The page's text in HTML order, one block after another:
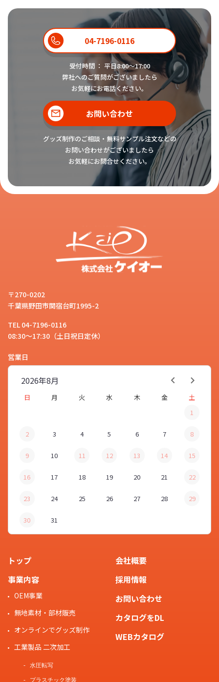
04-7196-0116
受付時間 ： 平日8:00〜17:00
弊社へのご質問がございましたら
お気軽にお電話ください。
お問い合わせ
グッズ制作のご相談・無料サンプル注文などの
お問い合わせがございましたら
お気軽にお問合せください。
〒270-0202
千葉県野田市関宿台町1995-2
TEL 04-7196-0116
08:30～17:30（土日祝日定休）
営業日
8月
2026年
日 月 火 水 木 金
土
1
2 3 4 5 6 7 8
9 10 11 12 13 14 15
16 17 18 19 20 21 22
23 24 25 26 27 28 29
30 31
トップ
事業内容
OEM事業
無地素材・部材販売
オンラインでグッズ制作
工業製品 二次加工
水圧転写
プラスチック塗装
会社概要
採用情報
お問い合わせ
カタログをDL
WEBカタログ